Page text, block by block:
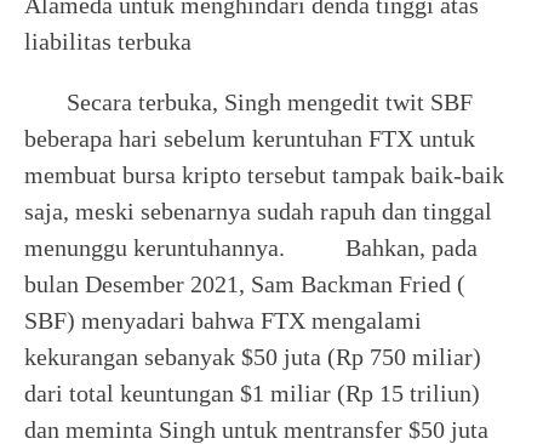
liabilitas terbuka
Secara terbuka, Singh mengedit twit SBF
beberapa hari sebelum keruntuhan FTX untuk
membuat bursa kripto tersebut tampak baik-baik
saja, meski sebenarnya sudah rapuh dan tinggal
menunggu keruntuhannya. Bahkan, pada
bulan Desember 2021, Sam Backman Fried (
SBF) menyadari bahwa FTX mengalami
kekurangan sebanyak $50 juta (Rp 750 miliar)
dari total keuntungan $1 miliar (Rp 15 triliun)
dan meminta Singh untuk mentransfer $50 juta